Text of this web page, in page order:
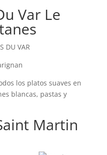
Var Le
DU VAR
los platos suaves en
blancas, pastas y
Martin